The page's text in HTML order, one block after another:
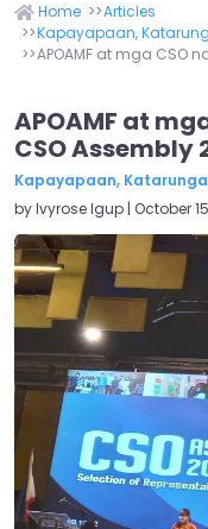
Home
Articles
Kapayapaan,
APOAMF at mga CSO
APOAMF at
CSO Assembly
Kapayapaan,
by Ivyrose Igup | October